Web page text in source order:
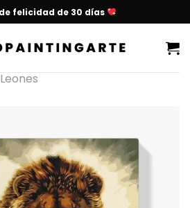
felicidad de 30 días
Leones